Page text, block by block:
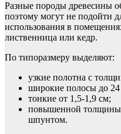
Разные породы древесины
поэтому могут не подойти
использования в
лиственница или кедр.
По типоразмеру выделяют:
узкие полотна с
широкие полосы до 24
тонкие от 1,5-1,9 см;
повышенной толщины
шпунтом.